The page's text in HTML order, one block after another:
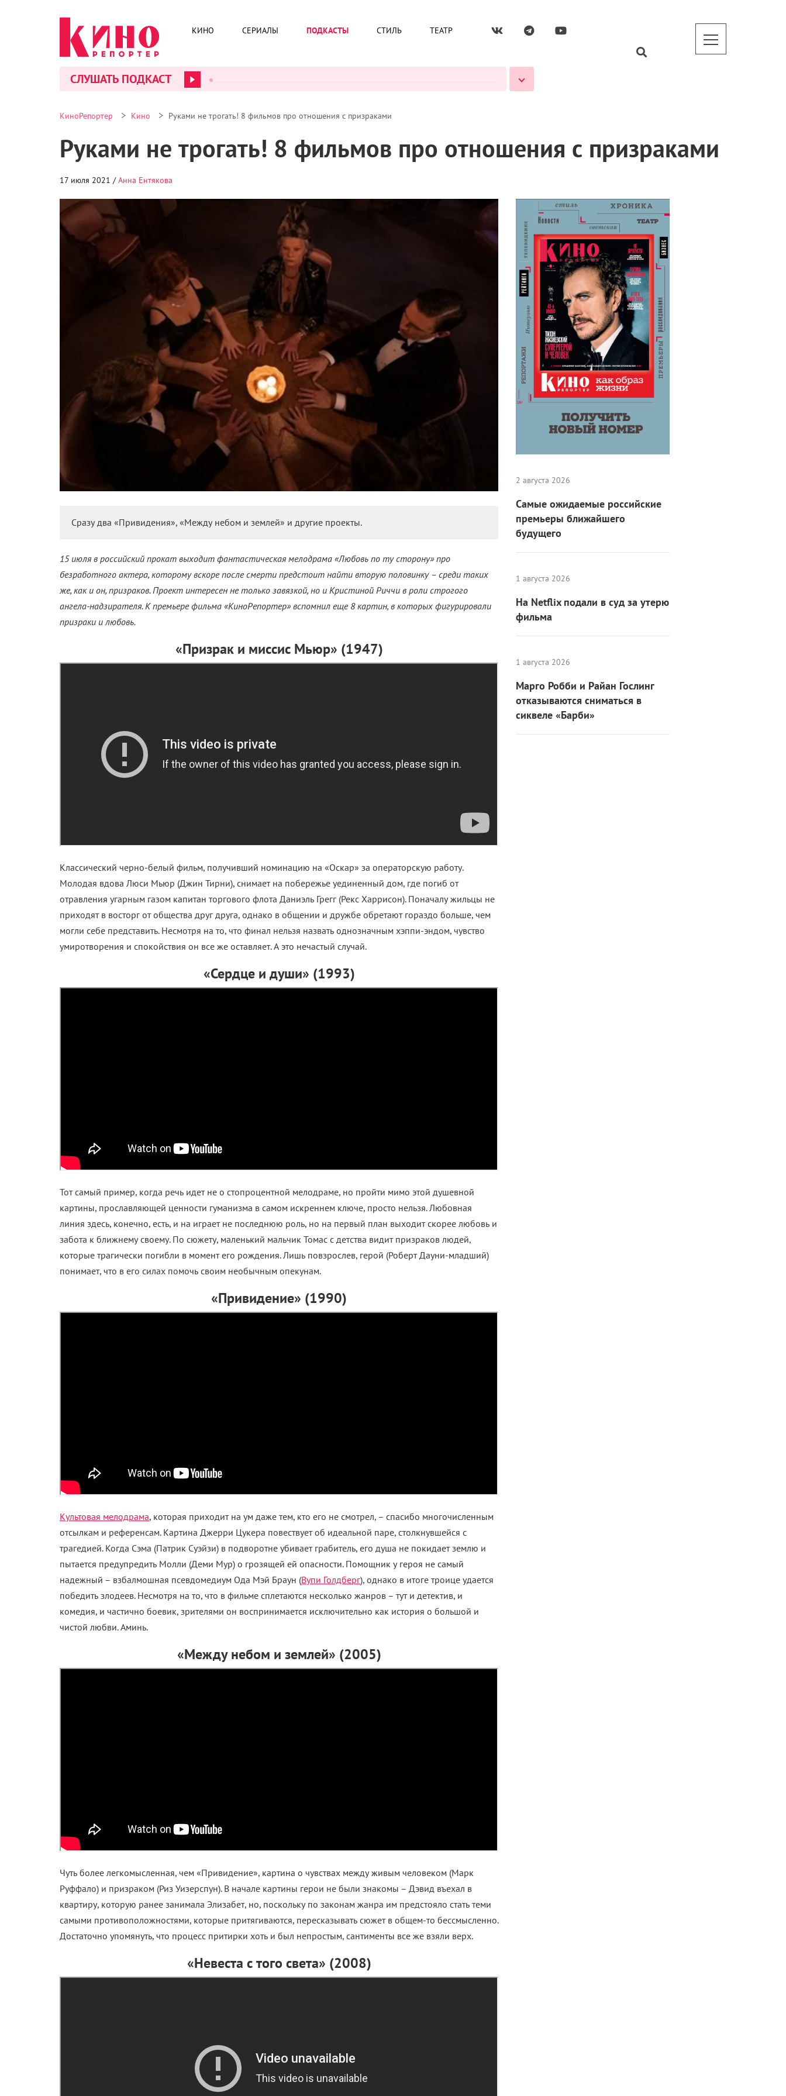
КИНО СЕРИАЛЫ ПОДКАСТЫ СТИЛЬ ТЕАТР
СЛУШАТЬ ПОДКАСТ
КиноРепортер > Кино > Руками не трогать! 8 фильмов про отношения с призраками
Руками не трогать! 8 фильмов про отношения с призраками
17 июля 2021 /Анна Ентякова
Сразу два «Привидения», «Между небом и землей» и другие проекты.
15 июля в российский прокат выходит фантастическая мелодрама «Любовь по ту сторону» про
безработного актера, которому вскоре после смерти предстоит найти вторую половинку – среди таких
же, как и он, призраков. Проект интересен не только завязкой, но и Кристиной Риччи в роли строгого
ангела-надзирателя. К премьере фильма «КиноРепортер» вспомнил еще 8 картин, в которых фигурировали
призраки и любовь.
«Призрак и миссис Мьюр» (1947)
Классический черно-белый фильм, получивший номинацию на «Оскар» за операторскую работу.
Молодая вдова Люси Мьюр (Джин Тирни), снимает на побережье уединенный дом, где погиб от
отравления угарным газом капитан торгового флота Даниэль Грегг (Рекс Харрисон). Поначалу жильцы не
приходят в восторг от общества друг друга, однако в общении и дружбе обретают гораздо больше, чем
могли себе представить. Несмотря на то, что финал нельзя назвать однозначным хэппи-эндом, чувство
умиротворения и спокойствия он все же оставляет. А это нечастый случай.
«Сердце и души» (1993)
Тот самый пример, когда речь идет не о стопроцентной мелодраме, но пройти мимо этой душевной
картины, прославляющей ценности гуманизма в самом искреннем ключе, просто нельзя. Любовная
линия здесь, конечно, есть, и на играет не последнюю роль, но на первый план выходит скорее любовь и
забота к ближнему своему. По сюжету, маленький мальчик Томас с детства видит призраков людей,
которые трагически погибли в момент его рождения. Лишь повзрослев, герой (Роберт Дауни-младший)
понимает, что в его силах помочь своим необычным опекунам.
«Привидение» (1990)
Культовая мелодрама, которая приходит на ум даже тем, кто его не смотрел, – спасибо многочисленным
отсылкам и референсам. Картина Джерри Цукера повествует об идеальной паре, столкнувшейся с
трагедией. Когда Сэма (Патрик Суэйзи) в подворотне убивает грабитель, его душа не покидает землю и
пытается предупредить Молли (Деми Мур) о грозящей ей опасности. Помощник у героя не самый
надежный – взбалмошная псевдомедиум Ода Мэй Браун (Вупи Голдберг), однако в итоге троице удается
победить злодеев. Несмотря на то, что в фильме сплетаются несколько жанров – тут и детектив, и
комедия, и частично боевик, зрителями он воспринимается исключительно как история о большой и
чистой любви. Аминь.
«Между небом и землей» (2005)
Чуть более легкомысленная, чем «Привидение», картина о чувствах между живым человеком (Марк
Руффало) и призраком (Риз Уизерспун). В начале картины герои не были знакомы – Дэвид въехал в
квартиру, которую ранее занимала Элизабет, но, поскольку по законам жанра им предстояло стать теми
самыми противоположностями, которые притягиваются, пересказывать сюжет в общем-то бессмысленно.
Достаточно упомянуть, что процесс притирки хоть и был непростым, сантименты все же взяли верх.
«Невеста с того света» (2008)
2 августа 2026
Самые ожидаемые российские
премьеры ближайшего
будущего
1 августа 2026
На Netflix подали в суд за утерю
фильма
1 августа 2026
Марго Робби и Райан Гослинг
отказываются сниматься в
сиквеле «Барби»